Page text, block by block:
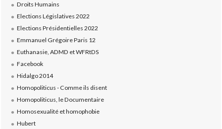
Droits Humains
Elections Législatives 2022
Elections Présidentielles 2022
Emmanuel Grégoire Paris 12
Euthanasie, ADMD et WFRtDS
Facebook
Hidalgo 2014
Homopoliticus - Comme ils disent
Homopoliticus, le Documentaire
Homosexualité et homophobie
Hubert